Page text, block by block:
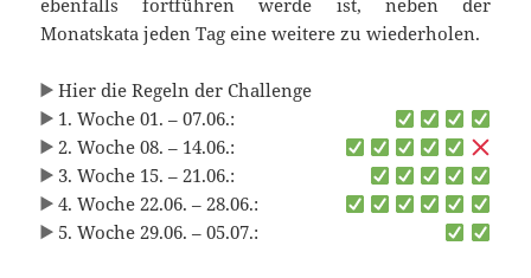
ebenfalls fortführen werde ist, neben der
Monatskata jeden Tag eine weitere zu wiederholen.
Hier die Regeln der Challenge
1. Woche 01. – 07.06.:
2. Woche 08. – 14.06.:
3. Woche 15. – 21.06.:
4. Woche 22.06. – 28.06.:
5. Woche 29.06. – 05.07.: